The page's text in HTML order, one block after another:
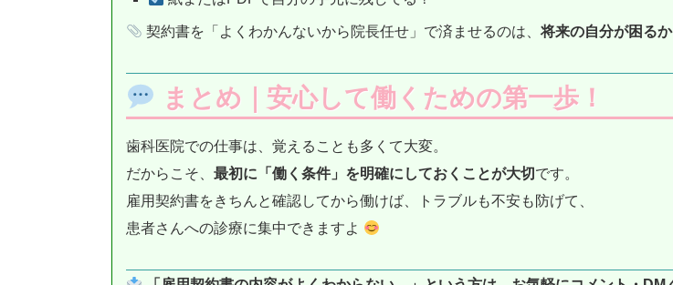
契約書を「よくわかんないから院長任せ」で済ませるのは、将来の自分が困る
まとめ｜安心して働くための第一歩！
歯科医院での仕事は、覚えることも多くて大変。
だからこそ、 最初に「働く条件」を明確にしておくことが大切 です。
雇用契約書をきちんと確認してから働けば、トラブルも不安も防げて、
患者さんへの診療に集中できますよ